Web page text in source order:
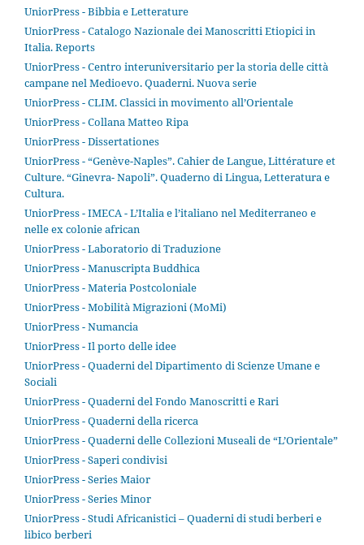
UniorPress - Bibbia e Letterature
UniorPress - Catalogo Nazionale dei Manoscritti Etiopici in
Italia. Reports
UniorPress - Centro interuniversitario per la storia delle città
campane nel Medioevo. Quaderni. Nuova serie
UniorPress - CLIM. Classici in movimento all’Orientale
UniorPress - Collana Matteo Ripa
UniorPress - Dissertationes
UniorPress - “Genève-Naples”. Cahier de Langue, Littérature et
Culture. “Ginevra- Napoli”. Quaderno di Lingua, Letteratura e
Cultura.
UniorPress - IMECA - L’Italia e l’italiano nel Mediterraneo e
nelle ex colonie african
UniorPress - Laboratorio di Traduzione
UniorPress - Manuscripta Buddhica
UniorPress - Materia Postcoloniale
UniorPress - Mobilità Migrazioni (MoMi)
UniorPress - Numancia
UniorPress - Il porto delle idee
UniorPress - Quaderni del Dipartimento di Scienze Umane e
Sociali
UniorPress - Quaderni del Fondo Manoscritti e Rari
UniorPress - Quaderni della ricerca
UniorPress - Quaderni delle Collezioni Museali de “L’Orientale”
UniorPress - Saperi condivisi
UniorPress - Series Maior
UniorPress - Series Minor
UniorPress - Studi Africanistici – Quaderni di studi berberi e
libico berberi